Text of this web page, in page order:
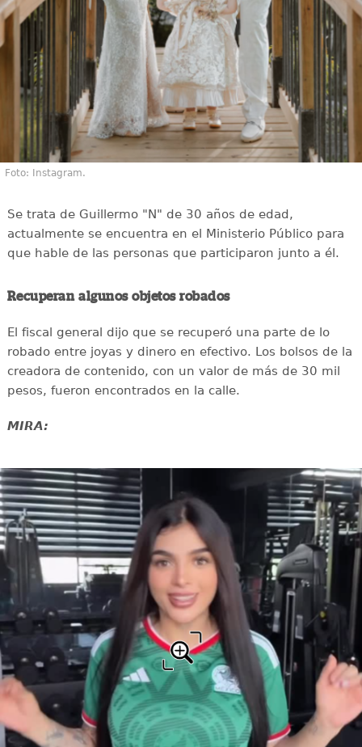
Foto: Instagram.
Se trata de Guillermo "N" de 30 años de edad,
actualmente se encuentra en el Ministerio Público para
que hable de las personas que participaron junto a él.
Recuperan algunos objetos robados
El fiscal general dijo que se recuperó una parte de lo
robado entre joyas y dinero en efectivo. Los bolsos de la
creadora de contenido, con un valor de más de 30 mil
pesos, fueron encontrados en la calle.
MIRA: